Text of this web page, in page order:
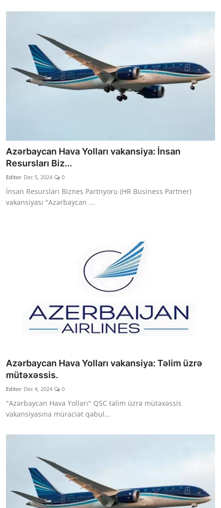
Azərbaycan Hava Yolları vakansiya: İnsan
Resursları Biz...
Editor Dec 5, 2024 0
İnsan Resursları Biznes Partnyoru (HR Business Partner)
vakansiyası "Azərbaycan ...
Azərbaycan Hava Yolları vakansiya: Təlim üzrə
mütəxəssis.
Editor Dec 4, 2024 0
"Azərbaycan Hava Yolları" QSC təlim üzrə mütəxəssis
vakansiyasına müraciət qəbul...